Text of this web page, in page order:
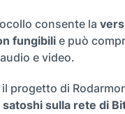
consente la
fungibili e può
e video.
progetto di
sulla rete di